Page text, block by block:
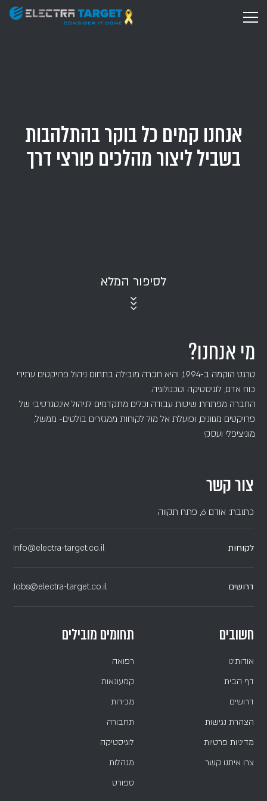
אנחנו קמים כל בוקר בהתלהבות
בשביל ליצור מהלכים פורצי דרך
מי אנחנו?
טרגט הוקמה ב-1994, והיא חברה מובילה בתחום ניהול פרויקטים עתירי
כוח אדם, לוגיסטיקה וטכנולוגיה.
החברה מפתחת שיטות עבודה וכלים מתקדמים לניהול אינטגרטיבי של
פרויקטים מגוונים, ופועלת אל מול לקוחות ממגזרים בולטים- ממשל,
מוניציפלי ועסקי
צור קשר
כתובת: אודם 6, פתח תקווה
לקוחות Info@electra-target.co.il
דרושים Jobs@electra-target.co.il
חשובים
אודותינו
דף הבית
דרושים
הצהרת נגישות
מדיניות פרטיות
צרו איתנו קשר
תחומים מובילים
רפואה
קמעונאות
מכירות
תחבורה
לוגיסטיקה
מנהלות
ספורט